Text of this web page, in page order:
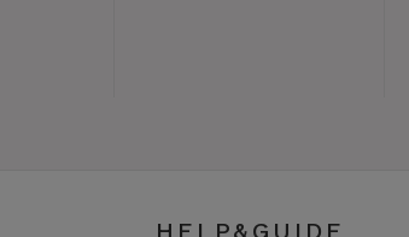
HELP&GUIDE